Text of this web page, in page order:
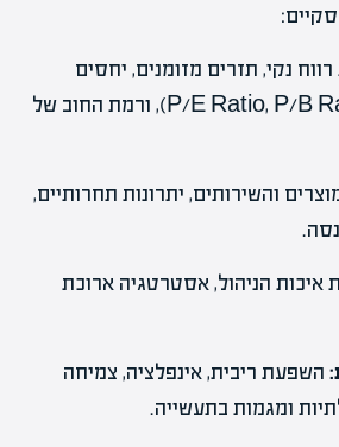
נקי, תזרים מזומנים, יחסים
פיננסיים (P/E Ratio, P/B Ratio, ROE), ורמת החוב של
והשירותים, יתרונות תחרותיים,
איכות הניהול, אסטרטגיה ארוכת
השפעת ריבית, אינפלציה, צמיחה
ומגמות בתעשייה.